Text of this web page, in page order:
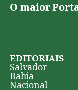
O maior
EDITORIAIS
Salvador
Bahia
Nacional